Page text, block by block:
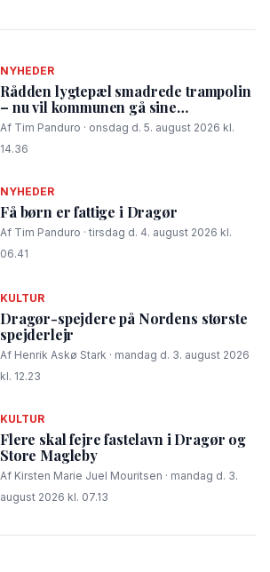
NYHEDER
Rådden lygtepæl smadrede trampolin
– nu vil kommunen gå sine
procedurer efter
Af Tim Panduro · onsdag d. 5. august 2026 kl.
14.36
NYHEDER
Få børn er fattige i Dragør
Af Tim Panduro · tirsdag d. 4. august 2026 kl.
06.41
KULTUR
Dragør-spejdere på Nordens største
spejderlejr
Af Henrik Askø Stark · mandag d. 3. august 2026
kl. 12.23
KULTUR
Flere skal fejre fastelavn i Dragør og
Store Magleby
Af Kirsten Marie Juel Mouritsen · mandag d. 3.
august 2026 kl. 07.13